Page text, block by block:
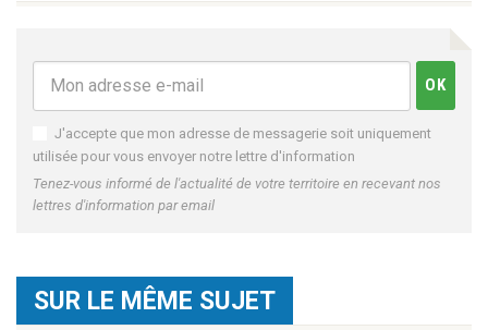
J'accepte que mon adresse de messagerie soit uniquement
utilisée pour vous envoyer notre lettre d'information
Tenez-vous informé de l'actualité de votre territoire en recevant nos
lettres d'information par email
SUR LE MÊME SUJET